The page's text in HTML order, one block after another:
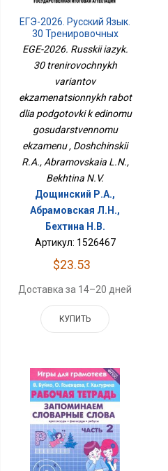
ЕГЭ-2026. Русский Язык.
30 Тренировочных
Вариантов
Экзаменационных
Работ Для Подготовки К
Единому
Государственному
Экзамену
EGE-2026. Russkii iazyk.
30 trenirovochnykh
variantov
ekzamenatsionnykh rabot
dlia podgotovki k edinomu
gosudarstvennomu
ekzamenu , Doshchinskii
R.A., Abramovskaia L.N.,
Bekhtina N.V.
Дощинский Р.А.,
Абрамовская Л.Н.,
Бехтина Н.В.
Артикул: 1526467
$23.53
Доставка за 14–20 дней
КУПИТЬ